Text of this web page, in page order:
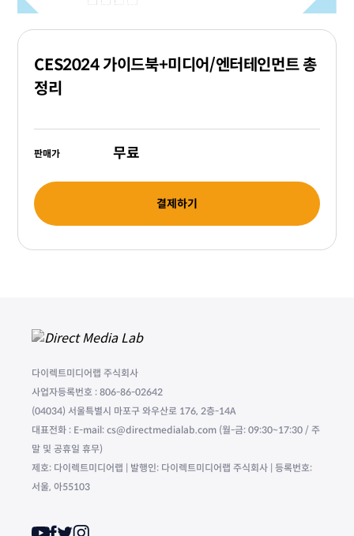
CES2024 가이드북+미디어/엔터테인먼트 총
정리
판매가 무료
결제하기
다이렉트미디어랩 주식회사
사업자등록번호 : 806-86-02642
(04034) 서울특별시 마포구 와우산로 176, 2층-14A
대표전화 : E-mail: cs@directmedialab.com (월-금: 09:30~17:30 / 주
말 및 공휴일 휴무)
제호: 다이렉트미디어랩 | 발행인: 다이렉트미디어랩 주식회사 | 등록번호:
서울, 아55103